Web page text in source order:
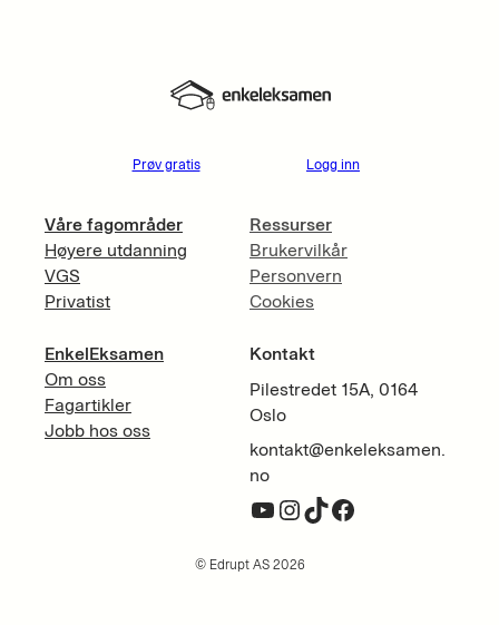
Prøv gratis Logg inn
Våre fagområder
Høyere utdanning
VGS
Privatist
EnkelEksamen
Om oss
Fagartikler
Jobb hos oss
Ressurser
Brukervilkår
Personvern
Cookies
Kontakt
Pilestredet 15A, 0164
Oslo
kontakt@enkeleksamen.
no
YouTube InstagramTikTok Facebook
© Edrupt AS 2026